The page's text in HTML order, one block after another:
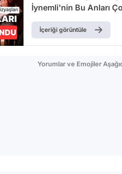
İynemli'nin Bu Anları
İçeriği görüntüle
Yorumlar ve Emojiler